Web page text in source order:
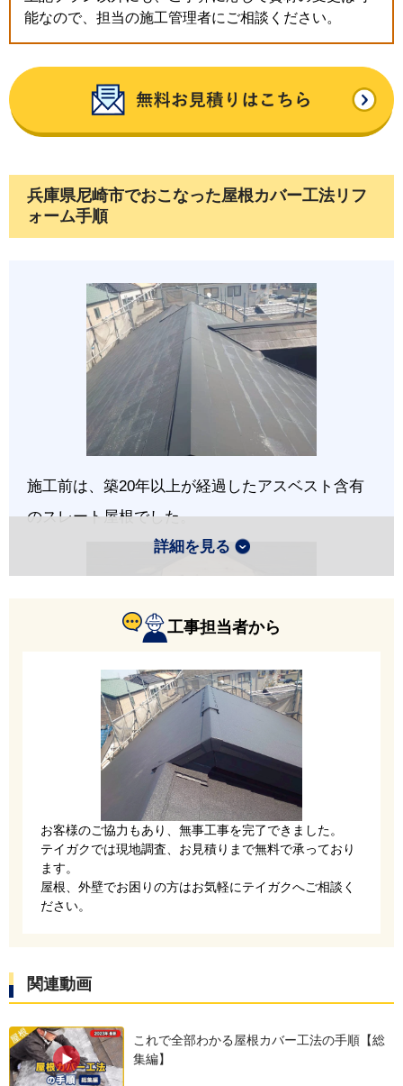
能なので、担当の施工管理者にご相談ください。
兵庫県尼崎市でおこなった屋根カバー工法リフ
ォーム手順
施工前は、築20年以上が経過したアスベスト含有
のスレート屋根でした。
今回は雨漏りしやすいドーマー部分を解体しま
す。開口部を野地板で塞ぎ、屋根面をフラットに
上から、高耐久の「ニューライナールーフィン
グ」を張ります。屋根全体の防水を担う重要な下
詳細を見る
工事担当者から
お客様のご協力もあり、無事工事を完了できました。
テイガクでは現地調査、お見積りまで無料で承っており
ます。
屋根、外壁でお困りの方はお気軽にテイガクへご相談く
ださい。
関連動画
これで全部わかる屋根カバー工法の手順【総
集編】